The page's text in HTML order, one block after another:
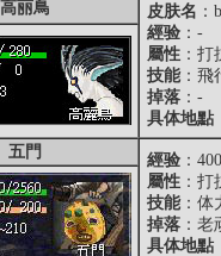
高丽鳥 皮肤名
經验 ：-
屬性 ：
技能：飛
掉落 ：-
具体地點
五門
經验 ：400
屬性 ：
技能：体
掉落 ： 老
具体地點